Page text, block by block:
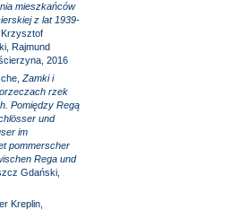
mieszkańców
z lat 1939-
Rajmund
2016
Zamki i
rzek
Pomiędzy Regą
und
im
pommerscher
Rega und
Gdański,
Kreplin,